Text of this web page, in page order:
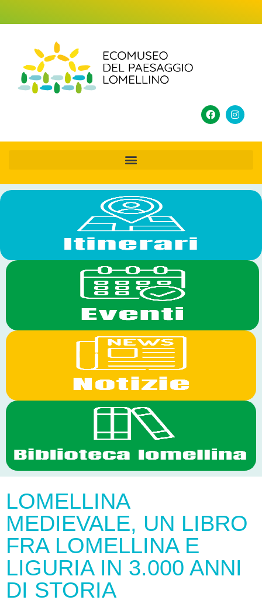
LOMELLINA
MEDIEVALE, UN LIBRO
FRA LOMELLINA E
LIGURIA IN 3.000 ANNI
DI STORIA